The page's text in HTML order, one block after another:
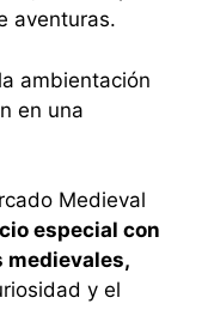
aventuras.
ambientación
en una
Medieval
especial con
medievales,
y el